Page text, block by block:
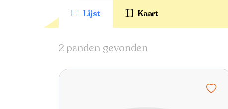
Lijst Kaart
2 panden gevonden